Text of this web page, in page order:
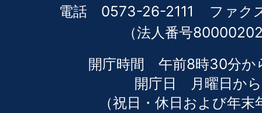
電話 0573-26-2111
ファ
（法人番号
開庁時間 午前8時30分か
開庁日 月曜日か
（祝日・休日および年